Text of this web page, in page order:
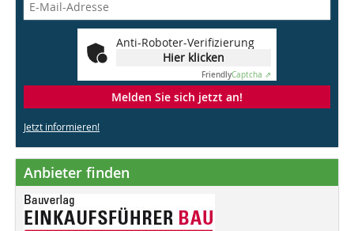
Anti-Roboter-Verifizierung
Hier klicken
FriendlyCaptcha ⇗
Melden Sie sich jetzt an!
Jetzt informieren!
Anbieter finden